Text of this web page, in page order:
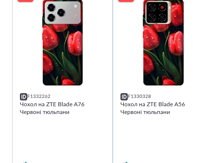
F1332262
Чохол на ZTE Blade A76
Червоні тюльпани
F1330328
Чохол на ZTE Blade A56
Червоні тюльпани